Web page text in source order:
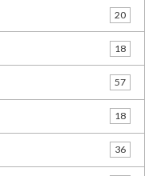
20
18
57
18
36